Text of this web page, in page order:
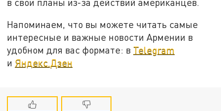
Напоминаем, что вы можете читать самые
интересные и важные новости Армении в
удобном для вас формате: в Telegram
и Яндекс.Дзен